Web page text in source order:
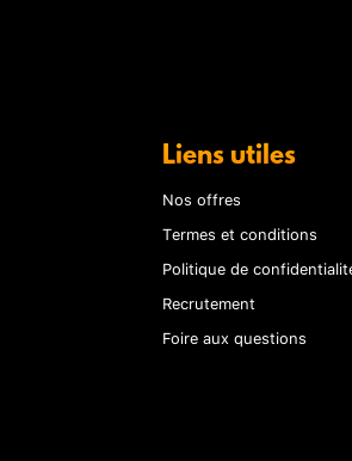
Liens utiles
Nos offres
Termes et conditions
Politique de
Recrutement
Foire aux questions